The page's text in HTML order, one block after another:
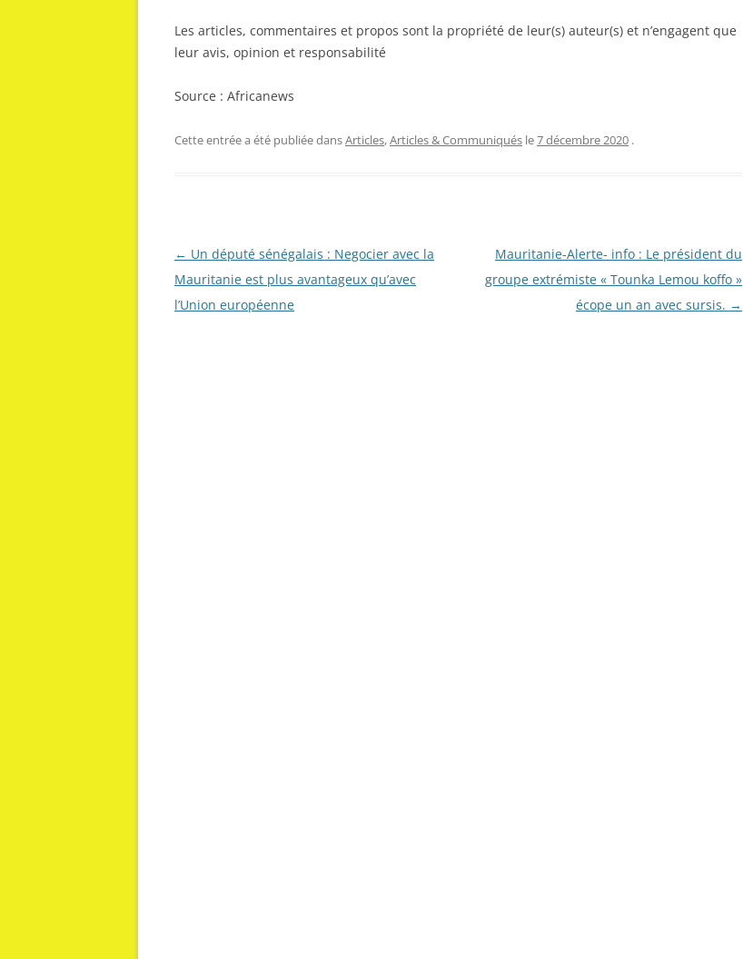
Les articles, commentaires et propos sont la propriété de leur(s) auteur(s) et n’engagent que
leur avis, opinion et responsabilité
Source : Africanews
Cette entrée a été publiée dansArticles,Articles & Communiqués le7 décembre 2020 .
Navigation
des
articles
← Un député sénégalais : Negocier avec la
Mauritanie est plus avantageux qu’avec
l’Union européenne
Mauritanie-Alerte- info : Le président du
groupe extrémiste « Tounka Lemou koffo »
écope un an avec sursis. →